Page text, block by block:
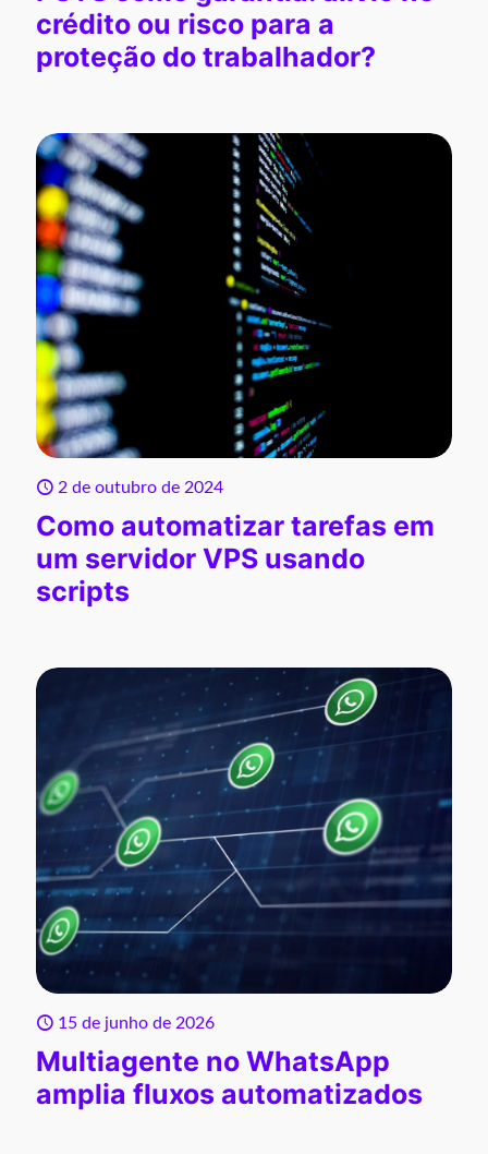
crédito ou risco para a
proteção do trabalhador?
2 de outubro de 2024
Como automatizar tarefas em
um servidor VPS usando
scripts
15 de junho de 2026
Multiagente no WhatsApp
amplia fluxos automatizados